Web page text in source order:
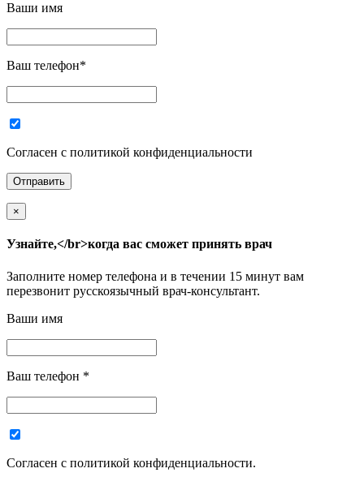
Ваши имя
Ваш телефон*
Согласен с политикой конфиденциальности
×
Узнайте,</br>когда вас сможет принять врач
Заполните номер телефона и в течении 15 минут вам
перезвонит русскоязычный врач-консультант.
Ваши имя
Ваш телефон *
Согласен с политикой конфиденциальности.